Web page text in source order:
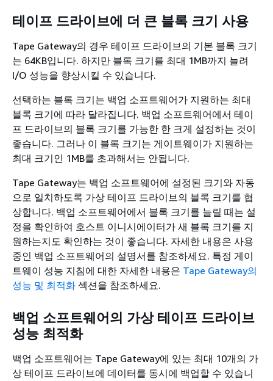
테이프 드라이브에 더 큰 블록 크기 사용
Tape Gateway의 경우 테이프 드라이브의 기본 블록 크기
는 64KB입니다. 하지만 블록 크기를 최대 1MB까지 늘려
I/O 성능을 향상시킬 수 있습니다.
선택하는 블록 크기는 백업 소프트웨어가 지원하는 최대
블록 크기에 따라 달라집니다. 백업 소프트웨어에서 테이
프 드라이브의 블록 크기를 가능한 한 크게 설정하는 것이
좋습니다. 그러나 이 블록 크기는 게이트웨이가 지원하는
최대 크기인 1MB를 초과해서는 안됩니다.
Tape Gateway는 백업 소프트웨어에 설정된 크기와 자동
으로 일치하도록 가상 테이프 드라이브의 블록 크기를 협
상합니다. 백업 소프트웨어에서 블록 크기를 늘릴 때는 설
정을 확인하여 호스트 이니시에이터가 새 블록 크기를 지
원하는지도 확인하는 것이 좋습니다. 자세한 내용은 사용
중인 백업 소프트웨어의 설명서를 참조하세요. 특정 게이
트웨이 성능 지침에 대한 자세한 내용은 Tape Gateway의
성능 및 최적화 섹션을 참조하세요.
백업 소프트웨어의 가상 테이프 드라이브
성능 최적화
백업 소프트웨어는 Tape Gateway에 있는 최대 10개의 가
상 테이프 드라이브에 데이터를 동시에 백업할 수 있습니